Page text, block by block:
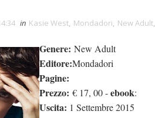
in Kasie West, Mondadori, New Adult,
Genere: New Adult
Editore:Mondadori
Pagine:
Prezzo: € 17, 00 -ebook:
Uscita: 1 Settembre 2015